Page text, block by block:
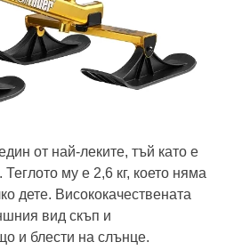
от най-леките, тъй като е
му е 2,6 кг, което няма
дете. Висококачествената
вид скъп и
и блести на слънце.